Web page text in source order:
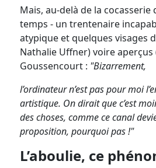
Mais, au-delà de la cocasserie
temps - un trentenaire
atypique et quelques visages
Nathalie Uffner) voire
Goussencourt : "Bizarrement,
l’ordinateur n’est pas pour moi
artistique. On dirait que c’est
des choses, comme ce canal
proposition, pourquoi pas !"
L’aboulie, ce